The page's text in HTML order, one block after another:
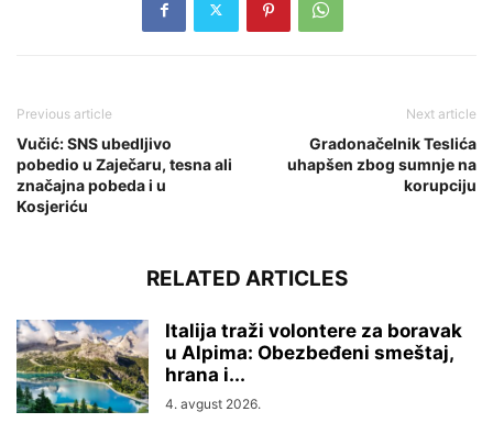
Previous article
Vučić: SNS ubedljivo
pobedio u Zaječaru, tesna ali
značajna pobeda i u
Kosjeriću
Next article
Gradonačelnik Teslića
uhapšen zbog sumnje na
korupciju
RELATED ARTICLES
Italija traži volontere za boravak
u Alpima: Obezbeđeni smeštaj,
hrana i...
4. avgust 2026.